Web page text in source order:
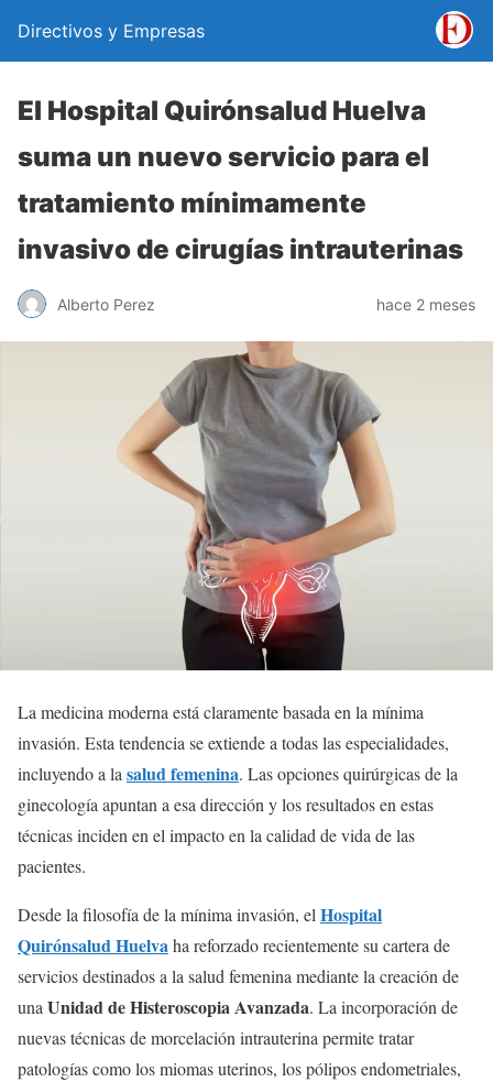
Directivos y Empresas
El Hospital Quirónsalud Huelva
suma un nuevo servicio para el
tratamiento mínimamente
invasivo de cirugías intrauterinas
Alberto Perez hace 2 meses
La medicina moderna está claramente basada en la mínima
invasión. Esta tendencia se extiende a todas las especialidades,
incluyendo a la salud femenina. Las opciones quirúrgicas de la
ginecología apuntan a esa dirección y los resultados en estas
técnicas inciden en el impacto en la calidad de vida de las
pacientes.
Desde la filosofía de la mínima invasión, el Hospital
Quirónsalud Huelvaha reforzado recientemente su cartera de
servicios destinados a la salud femenina mediante la creación de
una Unidad de Histeroscopia Avanzada. La incorporación de
nuevas técnicas de morcelación intrauterina permite tratar
patologías como los miomas uterinos, los pólipos endometriales,